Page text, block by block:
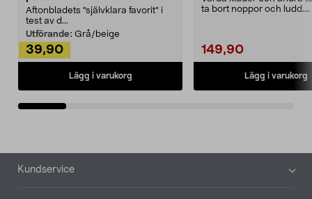
Aftonbladets "självklara favorit” i
test av d...
Utförande: Grå/beige
39,90
Lägg i varukorg
ta bort noppor och ludd.
149,90
Lägg i varukorg
Sidfot
Kundservice